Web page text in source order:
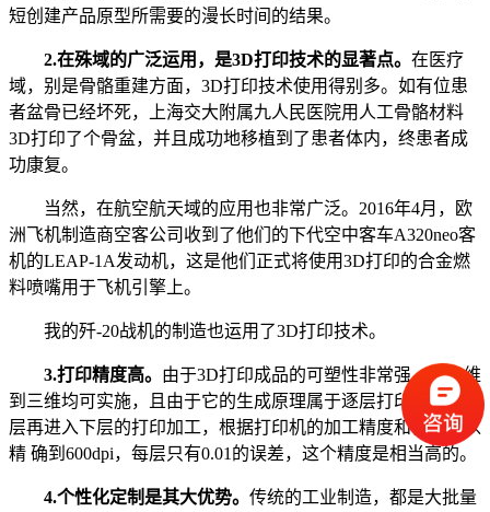
短创建产品原型所需要的漫长时间的结果。
2.在殊域的广泛运用，是3D打印技术的显著点。 在医疗
域，别是骨骼重建方面， 3D打印技术使用得别多。如有位患
者盆骨已经坏死，上海交大附属九人民医院用人工骨骼材料
3D打印了个骨盆，并且成功地移植到了患者体内，终患者成
功康复。
当然，在航空航天域的应用也非常广泛。 2016年4月，欧
洲飞机制造商空客公司收到了他们的下代空中客车A320neo客
机的LEAP-1A发动机，这是他们正式将使用3D打印的合金燃
料喷嘴用于飞机引擎上。
我的歼-20战机的制造也运用了3D打印技术。
3.打印精度高。 由于3D打印成品的可塑性非常强，从二维
到三维均可实施，且由于它的生成原理属于逐层打印，即完成
层再进入下层的打印加工，根据打印机的加工精度和性，可以
精 确到 600dpi，每层只有0.01 的误差，这个精度是相当高的。
4.个性化定制是其大优势。 传统的工业制造，都是大批量